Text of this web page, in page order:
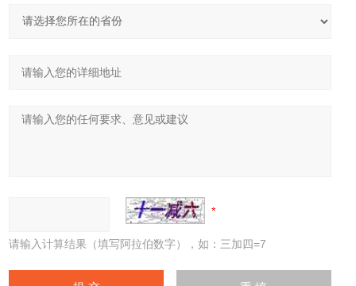
请输入计算结果（填写阿拉伯数字），如：三加四=7